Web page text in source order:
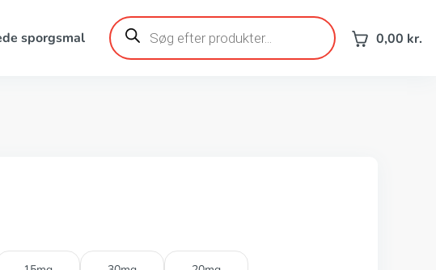
sporgsmal
Products
search 0,00 kr.